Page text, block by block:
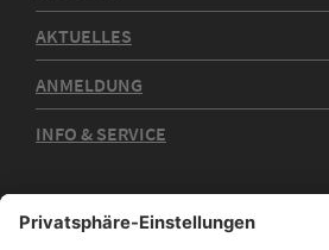
AKTUELLES
ANMELDUNG
INFO & SERVICE
Kontakt